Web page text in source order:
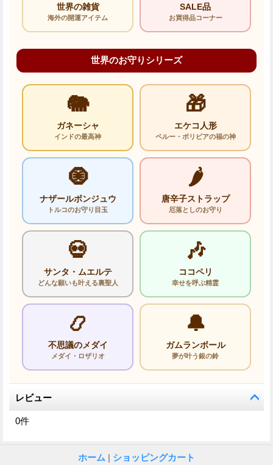
世界の雑貨
海外の開運アイテム
SALE品
お買得品コーナー
世界のお守りシリーズ
🐘
ガネーシャ
インドの最高神
🎁
エケコ人形
ペルー・ボリビアの福の神
🧿
ナザールボンジュウ
トルコのお守り目玉
🌶️
唐辛子ストラップ
厄落としのお守り
💀
サンタ・ムエルテ
どんな願いも叶える裏聖人
🎶
ココペリ
幸せを呼ぶ精霊
📿
不思議のメダイ
メダイ・ロザリオ
🔔
ガムランボール
夢が叶う銀の鈴
レビュー
0件
ホーム | ショッピングカート